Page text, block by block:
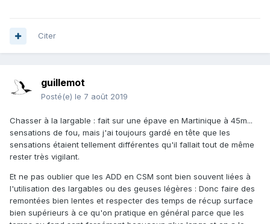
Citer
guillemot
Posté(e) le 7 août 2019
Chasser à la largable : fait sur une épave en Martinique à 45m...
sensations de fou, mais j'ai toujours gardé en tête que les
sensations étaient tellement différentes qu'il fallait tout de même
rester très vigilant.
Et ne pas oublier que les ADD en CSM sont bien souvent liées à
l'utilisation des largables ou des geuses légères : Donc faire des
remontées bien lentes et respecter des temps de récup surface
bien supérieurs à ce qu'on pratique en général parce que les